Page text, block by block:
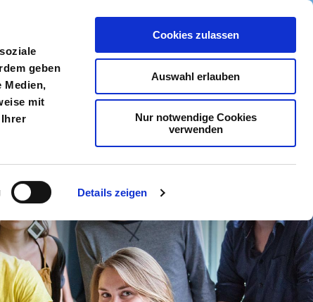
geben
Medien,
mit
Details zeigen
Cookies zulassen
Auswahl erlauben
Nur notwendige Cookies
verwenden